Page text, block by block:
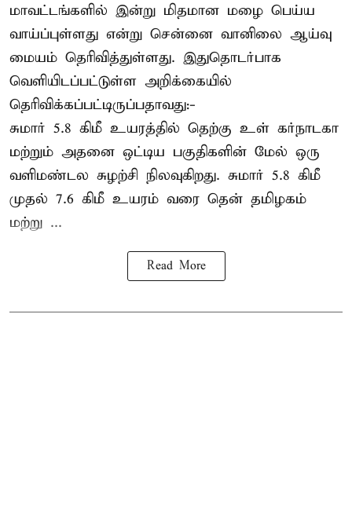
மாவட்டங்களில் இன்று மிதமான மழை பெய்ய
வாய்ப்புள்ளது என்று சென்னை வானிலை ஆய்வு
மையம் தெரிவித்துள்ளது. இதுதொடர்பாக
வெளியிடப்பட்டுள்ள அறிக்கையில்
தெரிவிக்கப்பட்டிருப்பதாவது:-
சுமார் 5.8 கிமீ உயரத்தில் தெற்கு உள் கர்நாடகா
மற்றும் அதனை ஒட்டிய பகுதிகளின் மேல் ஒரு
வளிமண்டல சுழற்சி நிலவுகிறது. சுமார் 5.8 கிமீ
முதல் 7.6 கிமீ உயரம் வரை தென் தமிழகம்
மற்று ...
Read More